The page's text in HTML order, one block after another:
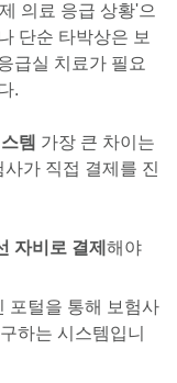
의료 응급 상황'으
단순 타박상은 보
급실 치료가 필요
.
템 가장 큰 차이는
가 직접 결제를 진
자비로 결제 해야
포털을 통해 보험사
하는 시스템입니